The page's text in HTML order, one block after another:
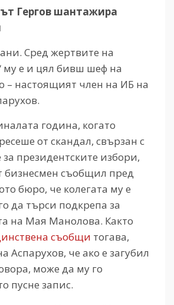
Гергов шантажира
Сред жертвите на
му е и цял бивш шеф на
– настоящият член на ИБ на
година, когато
от скандал, свързан с
президентските избори,
бизнесмен съобщил пред
бюро, че колегата му е
да търси подкрепа за
на Мая Манолова. Както
съобщи тогава,
Аспарухов, че ако е загубил
може да му го
пусне запис.